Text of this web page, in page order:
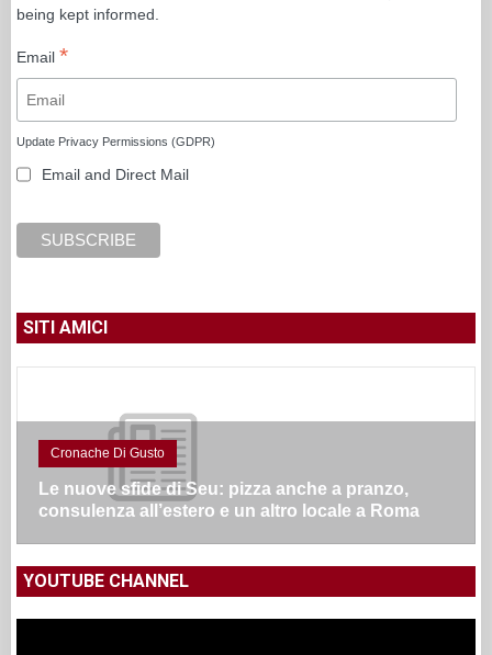
being kept informed.
Email *
Update Privacy Permissions (GDPR)
Email and Direct Mail
SITI AMICI
Cronache Di Gusto
Le nuove sfide di Seu: pizza anche a pranzo,
consulenza all’estero e un altro locale a Roma
YOUTUBE CHANNEL